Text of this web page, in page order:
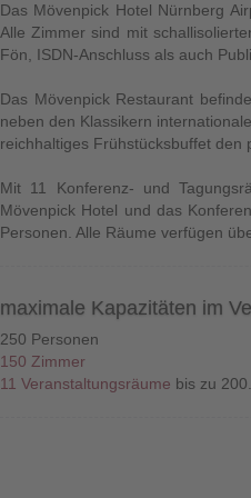
Das Mövenpick Hotel Nürnberg
Alle Zimmer sind mit
Fön, ISDN-Anschluss als auch
Das Mövenpick Restaurant
neben den Klassikern
reichhaltiges Frühstücksbuffet den
Mit 11 Konferenz- und
Mövenpick Hotel und das
Personen. Alle Räume verfügen
maximale Kapazitäten im
250 Personen
150 Zimmer
11 Veranstaltungsräume bis zu